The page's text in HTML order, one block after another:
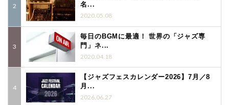
名...
2020.05.08
毎日のBGMに最適！ 世界の「ジャズ専
門」ネ...
2020.04.18
【ジャズフェスカレンダー2026】7月／8
月...
2026.06.27